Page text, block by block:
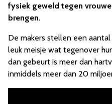
fysiek geweld tegen
brengen.
De makers stellen een
leuk meisje wat tegenover
dan gebeurt is meer dan
inmiddels meer dan 20